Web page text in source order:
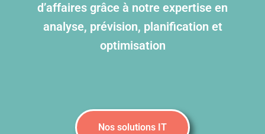
d’affaires grâce à notre expertise en
analyse, prévision, planification et
optimisation
Nos solutions IT